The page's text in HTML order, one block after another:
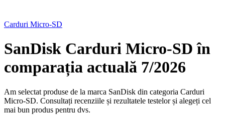
Carduri Micro-SD
SanDisk Carduri Micro-SD în
comparația actuală 7/2026
Am selectat produse de la marca SanDisk din categoria Carduri
Micro-SD. Consultați recenziile și rezultatele testelor și alegeți cel
mai bun produs pentru dvs.